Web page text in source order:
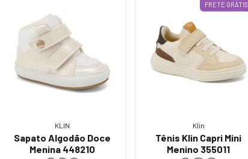
KLIN
Sapato Algodão Doce
Menina 448210
FRETE GRÁTIS
Klin
Tênis Klin Capri Mini
Menino 355011